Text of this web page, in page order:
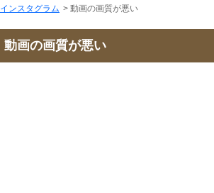
インスタグラム > 動画の画質が悪い
動画の画質が悪い